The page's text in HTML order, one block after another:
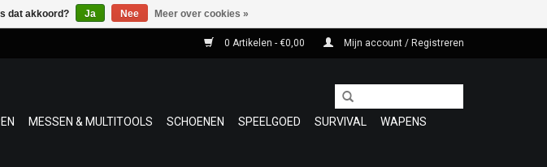
0 Artikelen - €0,00 Mijn account / Registreren
MESSEN & MULTITOOLS SCHOENEN SPEELGOED SURVIVAL
WAPENS
dat akkoord? Ja Nee Meer over cookies »